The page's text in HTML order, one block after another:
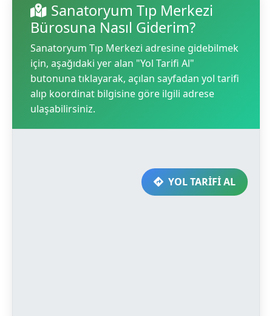
Sanatoryum Tıp Merkezi
Bürosuna Nasıl Giderim?
Sanatoryum Tıp Merkezi adresine gidebilmek
için, aşağıdaki yer alan "Yol Tarifi Al"
butonuna tıklayarak, açılan sayfadan yol tarifi
alıp koordinat bilgisine göre ilgili adrese
ulaşabilirsiniz.
YOL TARİFİ AL